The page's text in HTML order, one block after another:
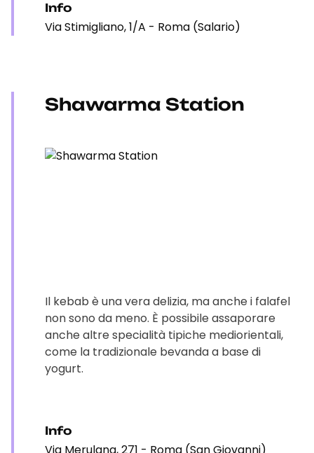
Info
Via Stimigliano, 1/A - Roma (Salario)
Shawarma Station
Il kebab è una vera delizia, ma anche i falafel
non sono da meno. È possibile assaporare
anche altre specialità tipiche mediorientali,
come la tradizionale bevanda a base di
yogurt.
Info